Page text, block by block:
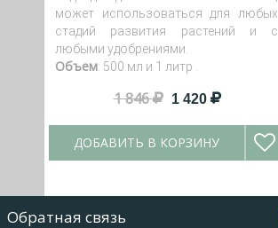
может использоваться для любых
стадий развития растений и с
любыми удобрениями.
Объем: 500 мл и 1 литр .
1 846 1 420
ДОБАВИТЬ В КОРЗИНУ
Обратная связь